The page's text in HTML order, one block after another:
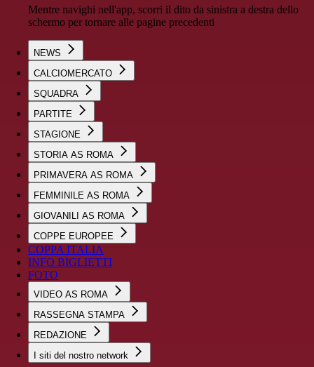
Mentre navighi nell'app, scorri il dito da sinistra a destra dello
schermo per tornare alle pagine precedenti
NEWS
CALCIOMERCATO
SQUADRA
PARTITE
STAGIONE
STORIA AS ROMA
PRIMAVERA AS ROMA
FEMMINILE AS ROMA
GIOVANILI AS ROMA
COPPE EUROPEE
COPPA ITALIA
INFO BIGLIETTI
FOTO
VIDEO AS ROMA
RASSEGNA STAMPA
REDAZIONE
I siti del nostro network